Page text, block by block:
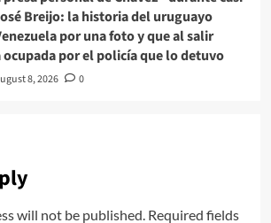
Breijo: la historia del uruguayo
por una foto y que al salir
ocupada por el policía que lo detuvo
8, 2026 0
will not be published. Required fields